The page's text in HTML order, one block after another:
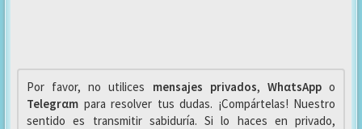
Por favor, no utilices mensajes privados, WhαtsAppo
Telegrαm para resolver tus dudas. ¡Compártelas! Nuestro
sentido es transmitir sabiduría. Si lo haces en privado,